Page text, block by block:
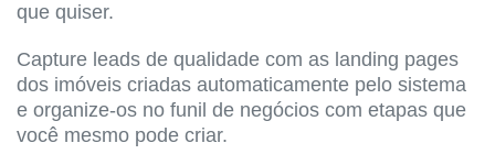
que quiser.
Capture leads de qualidade com as landing pages
dos imóveis criadas automaticamente pelo sistema
e organize-os no funil de negócios com etapas que
você mesmo pode criar.